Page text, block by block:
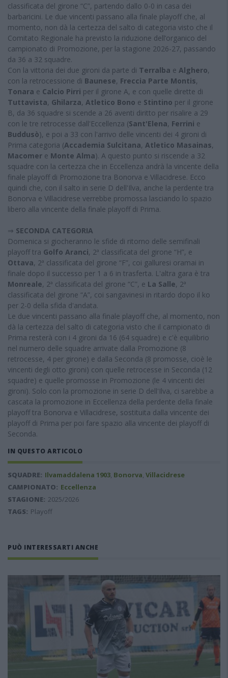
classificata del girone “C”, partendo dallo 0-0 in casa dei
barbaricini. Le due vincenti passano alla finale playoff che, al
momento, non dà la certezza del salto di categoria visto che il
Comitato Regionale ha previsto la riduzione dell’organico del
campionato di Promozione, per la stagione 2026-27, passando
da 36 a 32 squadre.
Con la vittoria dei due gironi da parte di Terralba e Alghero,
con la retrocessione di Baunese, Freccia Parte Montis,
Tonara e Calcio Pirri per il girone A, e con quelle dirette di
Tuttavista, Ghilarza, Atletico Bono e Stintino per il girone
B, da 36 squadre si scende a 26 aventi diritto per risalire a 29
con le tre retrocesse dall'Eccellenza (Sant'Elena, Ferrini e
Buddusò), e poi a 33 con l'arrivo delle vincenti dei 4 gironi di
Prima categoria (Accademia Sulcitana, Atletico Masainas,
Macomer e Monte Alma). A questo punto si riscende a 32
squadre con la certezza che in Eccellenza andrà la vincente della
finale playoff di Promozione tra Bonorva e Villacidrese. Ecco
quindi che, con il salto in serie D dell'Ilva, anche la perdente tra
Bonorva e Villacidrese verrebbe promossa lasciando lo spazio
libero alla vincente della finale playoff di Prima.
⇒ SECONDA CATEGORIA
Domenica si giocheranno le sfide di ritorno delle semifinali
playoff tra Golfo Aranci, 2ª classificata del girone “H”, e
Ottava, 2ª classificata del girone “F”, coi galluresi oramai in
finale dopo il successo per 1 a 6 in trasferta. L'altra gara è tra
Monreale, 2ª classificata del girone “C”, e La Salle, 2ª
classificata del girone “A”, coi sangavinesi in ritardo dopo il ko
per 2-0 della sfida d'andata.
Le due vincenti passano alla finale playoff che, al momento, non
dà la certezza del salto di categoria visto che il campionato di
Prima resterà con i 4 gironi da 16 (64 squadre) e c'è equilibrio
nel numero delle squadre arrivate dalla Promozione (8
retrocesse, 4 per girone) e dalla Seconda (8 promosse, cioè le
vincenti degli otto gironi) con quelle retrocesse in Seconda (12
squadre) e quelle promosse in Promozione (le 4 vincenti dei
gironi). Solo con la promozione in serie D dell'Ilva, ci sarebbe a
cascata la promozione in Eccellenza della perdente della finale
playoff tra Bonorva e Villacidrese, sostituita dalla vincente dei
playoff di Prima per poi fare spazio alla vincente dei playoff di
Seconda.
IN QUESTO ARTICOLO
SQUADRE: Ilvamaddalena 1903, Bonorva, Villacidrese
CAMPIONATO: Eccellenza
STAGIONE: 2025/2026
TAGS: Playoff
PUÒ INTERESSARTI ANCHE